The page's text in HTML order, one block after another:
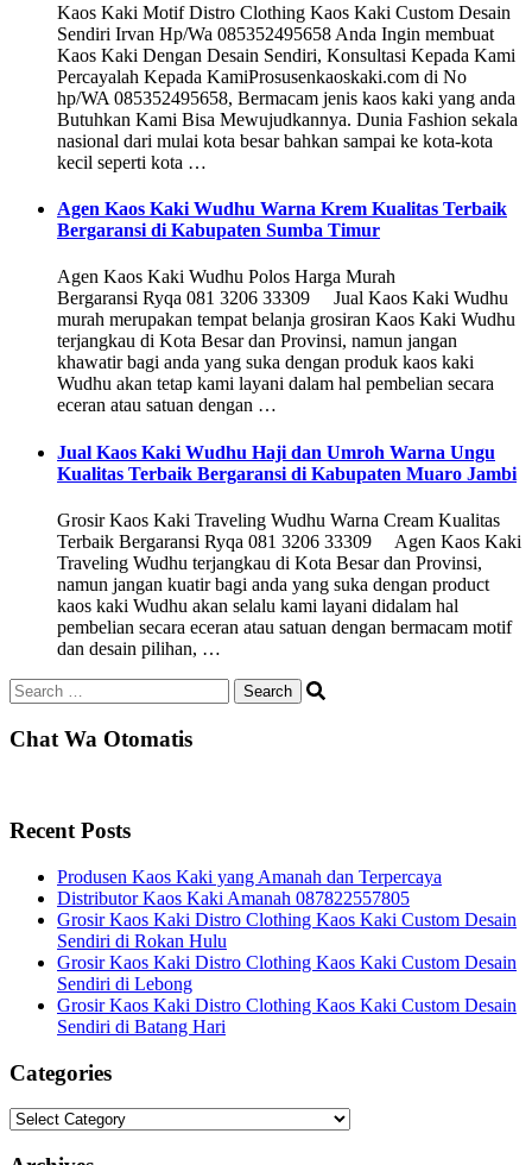
Kaos Kaki Motif Distro Clothing Kaos Kaki Custom Desain
Sendiri Irvan Hp/Wa 085352495658 Anda Ingin membuat
Kaos Kaki Dengan Desain Sendiri, Konsultasi Kepada Kami
Percayalah Kepada KamiProsusenkaoskaki.com di No
hp/WA 085352495658, Bermacam jenis kaos kaki yang anda
Butuhkan Kami Bisa Mewujudkannya. Dunia Fashion sekala
nasional dari mulai kota besar bahkan sampai ke kota-kota
kecil seperti kota …
Agen Kaos Kaki Wudhu Warna Krem Kualitas Terbaik
Bergaransi di Kabupaten Sumba Timur
Agen Kaos Kaki Wudhu Polos Harga Murah
Bergaransi Ryqa 081 3206 33309 Jual Kaos Kaki Wudhu
murah merupakan tempat belanja grosiran Kaos Kaki Wudhu
terjangkau di Kota Besar dan Provinsi, namun jangan
khawatir bagi anda yang suka dengan produk kaos kaki
Wudhu akan tetap kami layani dalam hal pembelian secara
eceran atau satuan dengan …
Jual Kaos Kaki Wudhu Haji dan Umroh Warna Ungu
Kualitas Terbaik Bergaransi di Kabupaten Muaro Jambi
Grosir Kaos Kaki Traveling Wudhu Warna Cream Kualitas
Terbaik Bergaransi Ryqa 081 3206 33309 Agen Kaos Kaki
Traveling Wudhu terjangkau di Kota Besar dan Provinsi,
namun jangan kuatir bagi anda yang suka dengan product
kaos kaki Wudhu akan selalu kami layani didalam hal
pembelian secara eceran atau satuan dengan bermacam motif
dan desain pilihan, …
Search
for:
Chat Wa Otomatis
Recent Posts
Produsen Kaos Kaki yang Amanah dan Terpercaya
Distributor Kaos Kaki Amanah 087822557805
Grosir Kaos Kaki Distro Clothing Kaos Kaki Custom Desain
Sendiri di Rokan Hulu
Grosir Kaos Kaki Distro Clothing Kaos Kaki Custom Desain
Sendiri di Lebong
Grosir Kaos Kaki Distro Clothing Kaos Kaki Custom Desain
Sendiri di Batang Hari
Categories
Categories